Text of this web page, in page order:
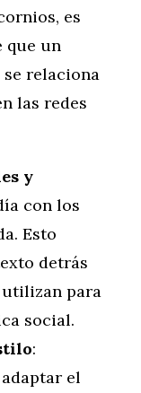
es
que un
se relaciona
las redes
y
con los
Esto
detrás
utilizan para
social.
:
el